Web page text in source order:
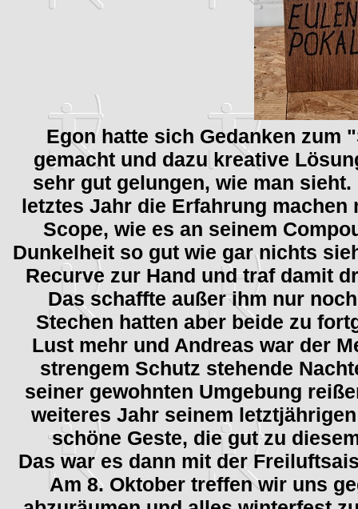
Egon hatte sich Gedanken zum
gemacht und dazu kreative
sehr gut gelungen, wie man
letztes Jahr die Erfahrung
Scope, wie es an seinem
Dunkelheit so gut wie gar nichts
Recurve zur Hand und traf damit
Das schaffte außer ihm nur
Stechen hatten aber beide zu
Lust mehr und Andreas war der
strengem Schutz stehende
seiner gewohnten Umgebung
weiteres Jahr seinem
schöne Geste, die gut zu
Das war es dann mit der
Am 8. Oktober treffen wir uns